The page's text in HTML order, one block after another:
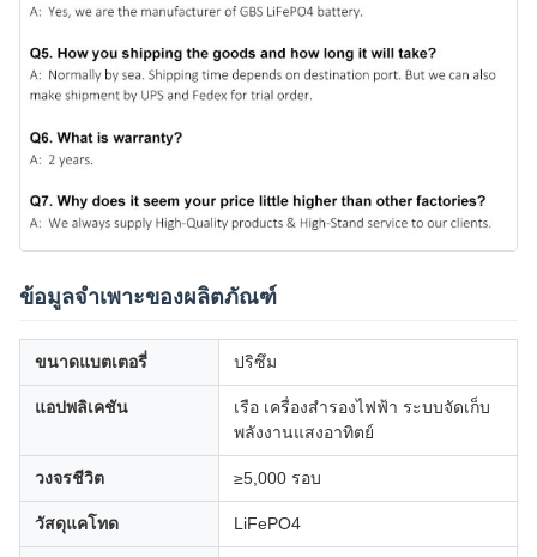
ข้อมูลจำเพาะของผลิตภัณฑ์
ขนาดแบตเตอรี่ ปริซึม
แอปพลิเคชัน
เรือ เครื่องสำรองไฟฟ้า ระบบจัดเก็บ
พลังงานแสงอาทิตย์
วงจรชีวิต ≥5,000 รอบ
วัสดุแคโทด LiFePO4